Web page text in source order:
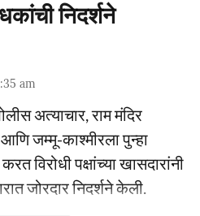
निदर्शने
am
अत्याचार, राम मंदिर
जम्मू-काश्मीरला पुन्हा
विरोधी पक्षांच्या खासदारांनी
जोरदार निदर्शने केली.